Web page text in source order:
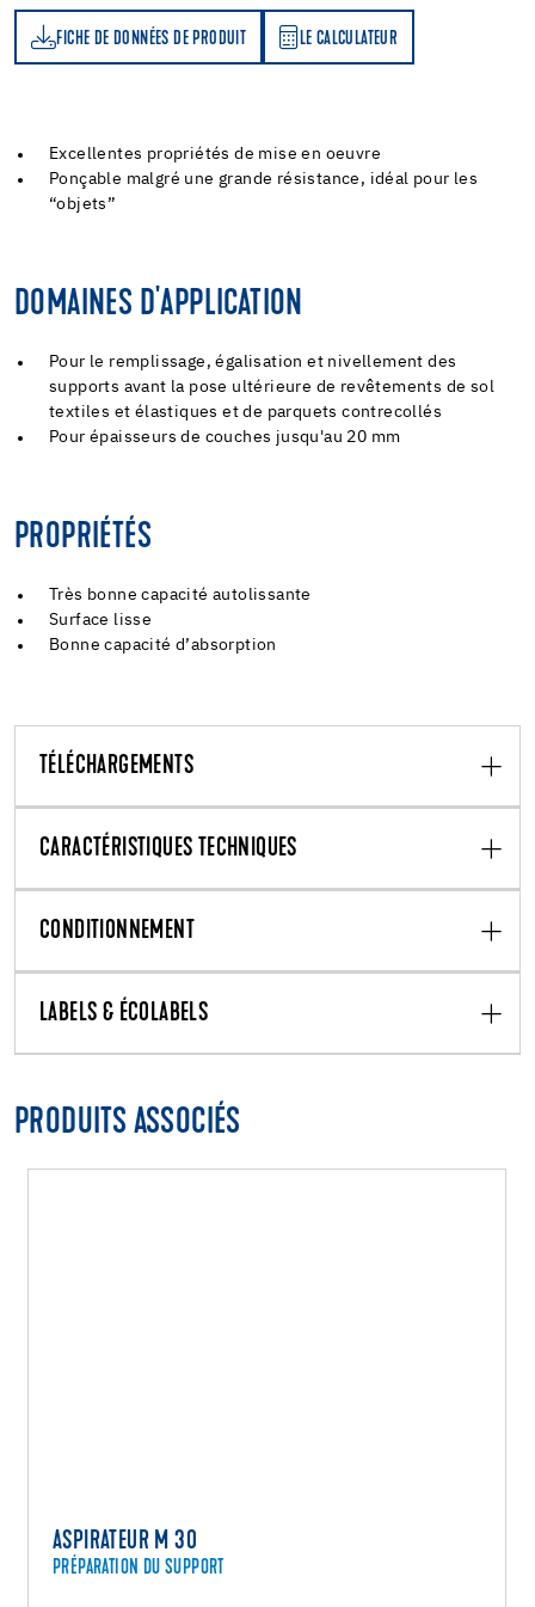
FICHE DE DONNÉES DE PRODUIT LE CALCULATEUR
LE CALCULATEUR
Excellentes propriétés de mise en oeuvre
Ponçable malgré une grande résistance, idéal pour les
“objets”
DOMAINES D'APPLICATION
Pour le remplissage, égalisation et nivellement des
supports avant la pose ultérieure de revêtements de sol
textiles et élastiques et de parquets contrecollés
Pour épaisseurs de couches jusqu'au 20 mm
PROPRIÉTÉS
Très bonne capacité autolissante
Surface lisse
Bonne capacité d’absorption
TÉLÉCHARGEMENTS
CARACTÉRISTIQUES TECHNIQUES
CONDITIONNEMENT
LABELS & ÉCOLABELS
PRODUITS ASSOCIÉS
ASPIRATEUR M 30
PRÉPARATION DU SUPPORT